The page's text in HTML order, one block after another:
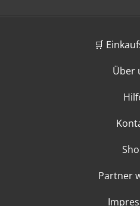
🛒
Über
Partner